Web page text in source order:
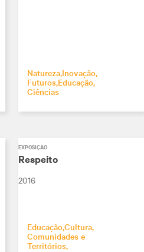
Natureza Inovação
Futuros Educação
Ciências
EXPOSIÇÃO
Respeito
2016
EducaçãoCultura
Comunidades e
Territórios